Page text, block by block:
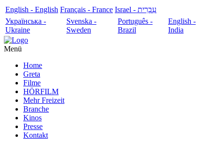
English - English Français - France
עִבְרִית - Israel
Українська -
Ukraine
Svenska -
Sweden
Português -
Brazil
English -
India
Menü
Home
Greta
Filme
HÖRFILM
Mehr Freizeit
Branche
Kinos
Presse
Kontakt